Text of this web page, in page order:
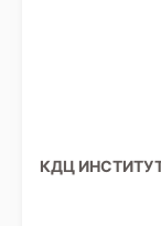
КДЦ